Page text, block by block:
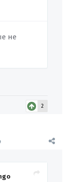
не
2